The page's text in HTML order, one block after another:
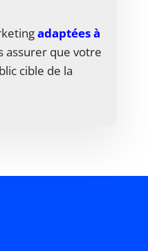
adaptées à
assurer que votre
cible de la